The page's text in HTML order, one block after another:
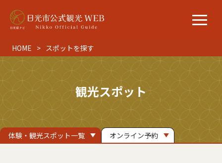
HOME スポットを探す
観光スポット
体験・観光スポット一覧 オンライン予約